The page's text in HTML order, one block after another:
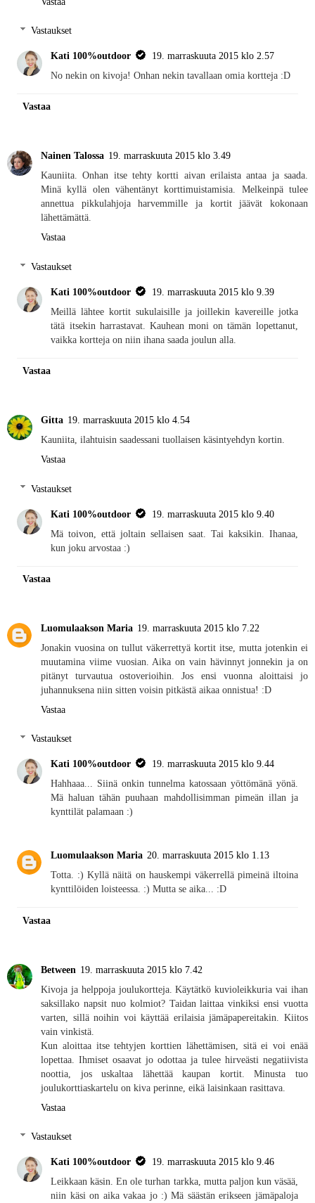
Vastaukset
Kati 100%outdoor
19. marraskuuta 2015 klo 2.57
No nekin on kivoja! Onhan nekin tavallaan omia kortteja :D
Vastaa
Nainen Talossa 19. marraskuuta 2015 klo 3.49
Kauniita. Onhan itse tehty kortti aivan erilaista antaa ja saada.
Minä kyllä olen vähentänyt korttimuistamisia. Melkeinpä tulee
annettua pikkulahjoja harvemmille ja kortit jäävät kokonaan
lähettämättä.
Vastaa
Vastaukset
Kati 100%outdoor
19. marraskuuta 2015 klo 9.39
Meillä lähtee kortit sukulaisille ja joillekin kavereille jotka
tätä itsekin harrastavat. Kauhean moni on tämän lopettanut,
vaikka kortteja on niin ihana saada joulun alla.
Vastaa
Gitta 19. marraskuuta 2015 klo 4.54
Kauniita, ilahtuisin saadessani tuollaisen käsintyehdyn kortin.
Vastaa
Vastaukset
Kati 100%outdoor
19. marraskuuta 2015 klo 9.40
Mä toivon, että joltain sellaisen saat. Tai kaksikin. Ihanaa,
kun joku arvostaa :)
Vastaa
Luomulaakson Maria 19. marraskuuta 2015 klo 7.22
Jonakin vuosina on tullut väkerrettyä kortit itse, mutta jotenkin ei
muutamina viime vuosian. Aika on vain hävinnyt jonnekin ja on
pitänyt turvautua ostoverioihin. Jos ensi vuonna aloittaisi jo
juhannuksena niin sitten voisin pitkästä aikaa onnistua! :D
Vastaa
Vastaukset
Kati 100%outdoor
19. marraskuuta 2015 klo 9.44
Hahhaaa... Siinä onkin tunnelma katossaan yöttömänä yönä.
Mä haluan tähän puuhaan mahdollisimman pimeän illan ja
kynttilät palamaan :)
Luomulaakson Maria 20. marraskuuta 2015 klo 1.13
Totta. :) Kyllä näitä on hauskempi väkerrellä pimeinä iltoina
kynttilöiden loisteessa. :) Mutta se aika... :D
Vastaa
Between 19. marraskuuta 2015 klo 7.42
Kivoja ja helppoja joulukortteja. Käytätkö kuvioleikkuria vai ihan
saksillako napsit nuo kolmiot? Taidan laittaa vinkiksi ensi vuotta
varten, sillä noihin voi käyttää erilaisia jämäpapereitakin. Kiitos
vain vinkistä.
Kun aloittaa itse tehtyjen korttien lähettämisen, sitä ei voi enää
lopettaa. Ihmiset osaavat jo odottaa ja tulee hirveästi negatiivista
noottia, jos uskaltaa lähettää kaupan kortit. Minusta tuo
joulukorttiaskartelu on kiva perinne, eikä laisinkaan rasittava.
Vastaa
Vastaukset
Kati 100%outdoor
19. marraskuuta 2015 klo 9.46
Leikkaan käsin. En ole turhan tarkka, mutta paljon kun väsää,
niin käsi on aika vakaa jo :) Mä säästän erikseen jämäpaloja